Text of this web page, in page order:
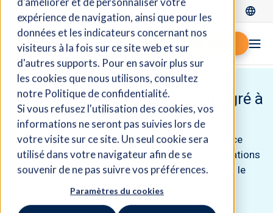
expérience de navigation, ainsi que pour les
données et les indicateurs concernant nos
visiteurs à la fois sur ce site web et sur
d'autres supports. Pour en savoir plus sur
les cookies que nous utilisons, consultez
notre Politique de confidentialité.
Si vous refusez l'utilisation des cookies, vos
informations ne seront pas suivies lors de
votre visite sur ce site. Un seul cookie sera
utilisé dans votre navigateur afin de se
souvenir de ne pas suivre vos préférences.
Paramètres du cookies
Se connecter
Demander une démo
Portail mobile pour livreurs intégré à
Fidelio
Dotez votre équipe de livraison d'une interface
conviviale. Permettez-leur d'accéder aux informations
essentielles, de gérer les itinéraires et d'offrir le
meilleur service client possible.